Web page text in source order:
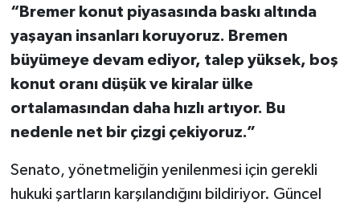
“Bremer konut piyasasında baskı altında
yaşayan insanları koruyoruz. Bremen
büyümeye devam ediyor, talep yüksek, boş
konut oranı düşük ve kiralar ülke
ortalamasından daha hızlı artıyor. Bu
nedenle net bir çizgi çekiyoruz.”
Senato, yönetmeliğin yenilenmesi için gerekli
hukuki şartların karşılandığını bildiriyor. Güncel